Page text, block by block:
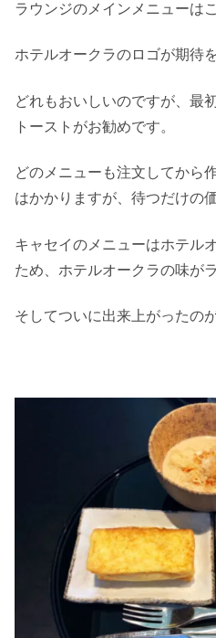
ラウンジのメインメニューは
ホテルオークラのロゴが期待
どれもおいしいのですが、最
トーストがお勧めです。
どのメニューも注文してから
はかかりますが、待つだけの
キャセイのメニューはホテル
ため、ホテルオークラの味が
そしてついに出来上がったの